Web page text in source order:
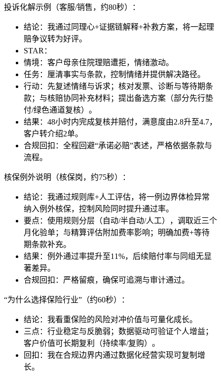
投诉化解示例（客服/销售，约80秒）：
结论：我通过同理心+证据链解释+补救方案，将一起理
赔争议转为好评。
STAR：
情境：客户母亲住院理赔遭拒，情绪激动。
任务：厘清事实与条款，控制情绪并提供解决路径。
行动：先复述情绪与诉求；核对发票、诊断与等待期条
款；与核赔协同补充材料；提出备选方案（部分先行垫
付/绿色通道复核）。
结果：48小时内完成复核并赔付，满意度由2.8升至4.7，
客户转介绍2单。
合规回扣：全程回避“承诺必赔”表述，严格依据条款与
流程。
核保例外说明（核保岗，约75秒）：
结论：我通过规则库+人工评估，将一例边界体检异常
纳入例外核保，控制风险同时提升通过率。
要点：使用规则分层（自动/半自动/人工），调取近三个
月化验单；与精算评估附加费率影响；明确加费+等待
期条款补充。
结果：例外通过率提升至11%，后续赔付率与同组无显
著差异。
合规回扣：严格留痕，确保可追溯与审计通过。
“为什么选择保险行业”（约60秒）：
结论：我看重保险的风险对冲价值与可量化成长。
三点：行业稳定与反脆弱；数据驱动可验证个人增益；
客户价值可长期复利（持续率/复购）。
回扣：我在合规边界内通过数据化经营实现可复制增
长。